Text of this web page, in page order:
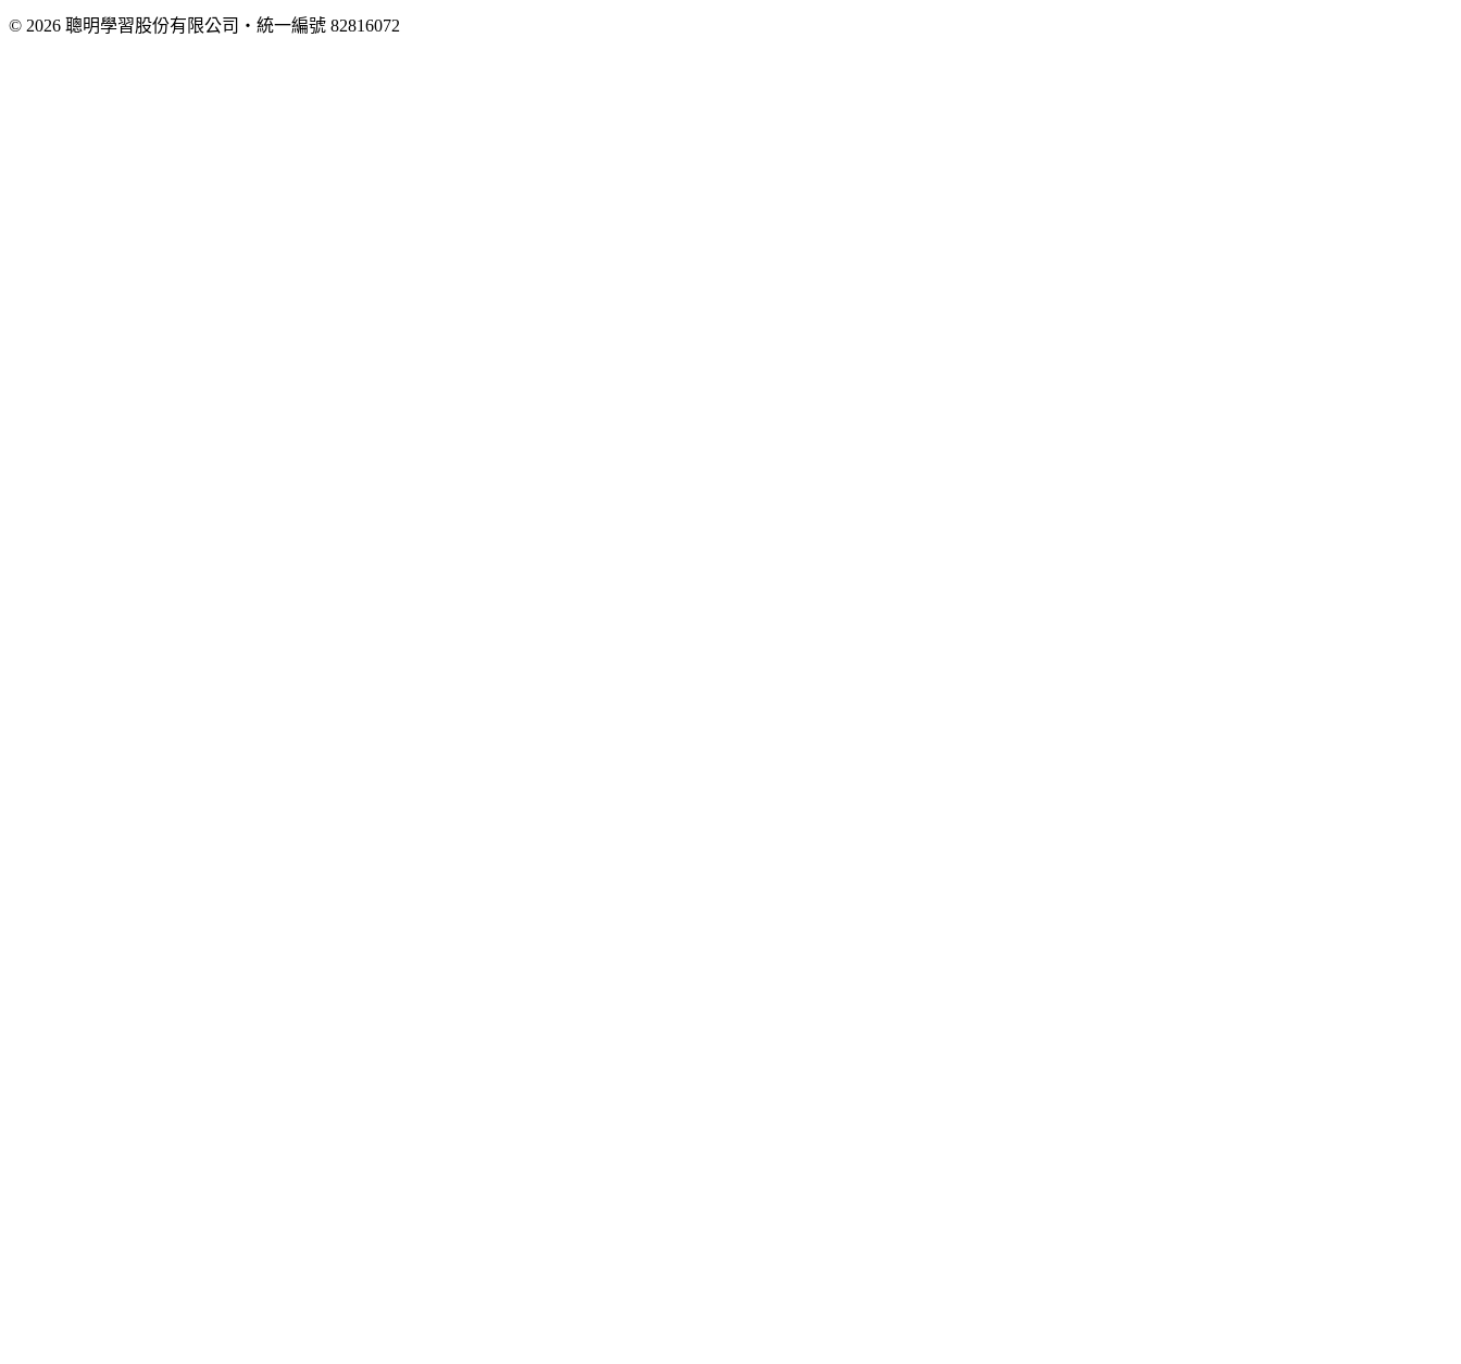
© 2026 聰明學習股份有限公司 ・ 統一編號 82816072